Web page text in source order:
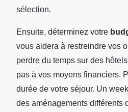
sélection.
Ensuite, déterminez votre
vous aidera à restreindre vos
perdre du temps sur des
pas à vos moyens financiers.
durée de votre séjour. Un
des aménagements différents